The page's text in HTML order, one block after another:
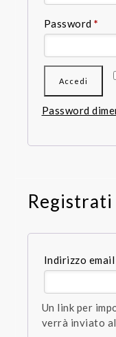
Password*
Accedi
Password
Registrati
Indirizzo email
Un link per
verrà inviato